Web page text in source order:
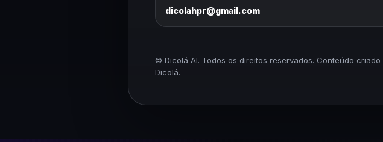
dicolahpr@gmail.com
© Dicolá AI. Todos os direitos reservados. Conteúdo
Dicolá.